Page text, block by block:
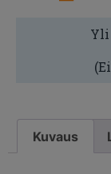
Yli
Kuvaus